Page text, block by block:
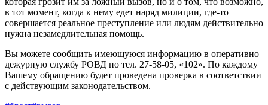
в тот момент, когда к нему едет наряд милиции, где-то
совершается реальное преступление или людям действительно
нужна незамедлительная помощь.
Вы можете сообщить имеющуюся информацию в оперативно
дежурную службу РОВД по тел. 27-58-05, «102». По каждому
Вашему обращению будет проведена проверка в соответствии
с действующим законодательством.